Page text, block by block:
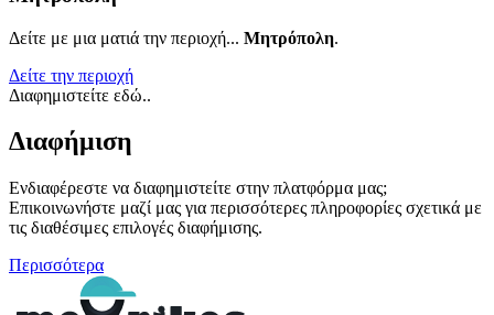
Δείτε με μια ματιά την περιοχή... Μητρόπολη.
Δείτε την περιοχή
Διαφημιστείτε εδώ..
Διαφήμιση
Ενδιαφέρεστε να διαφημιστείτε στην πλατφόρμα μας;
Επικοινωνήστε μαζί μας για περισσότερες πληροφορίες σχετικά με
τις διαθέσιμες επιλογές διαφήμισης.
Περισσότερα